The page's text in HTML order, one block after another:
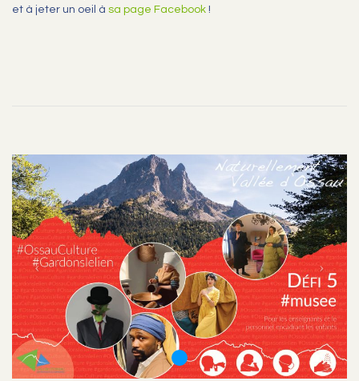
et à jeter un oeil à sa page Facebook !